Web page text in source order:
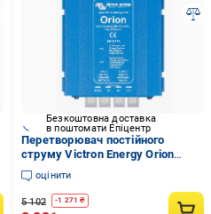
Безкоштовна доставка
в поштомати Епіцентр
Перетворювач постійного
струму Victron Energy Orion
12/24-8
оцінити
5 102 -1 271 ₴